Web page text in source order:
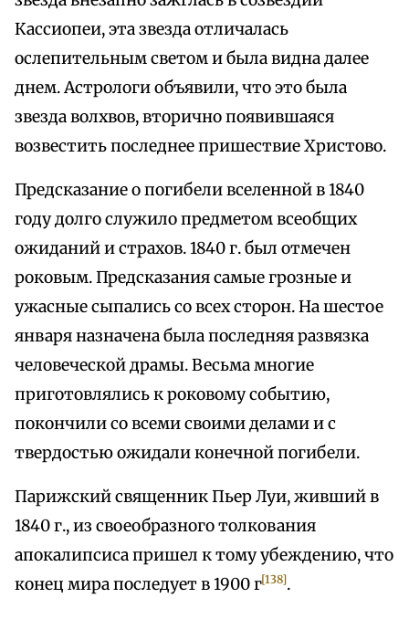
Кассиопеи, эта звезда отличалась
ослепительным светом и была видна далее
днем. Астрологи объявили, что это была
звезда волхвов, вторично появившаяся
возвестить последнее пришествие Христово.
Предсказание о погибели вселенной в 1840
году долго служило предметом всеобщих
ожиданий и страхов. 1840 г. был отмечен
роковым. Предсказания самые грозные и
ужасные сыпались со всех сторон. На шестое
января назначена была последняя развязка
человеческой драмы. Весьма многие
приготовлялись к роковому событию,
покончили со всеми своими делами и с
твердостью ожидали конечной погибели.
Парижский священник Пьер Луи, живший в
1840 г., из своеобразного толкования
апокалипсиса пришел к тому убеждению, что
конец мира последует в 1900 г[138].